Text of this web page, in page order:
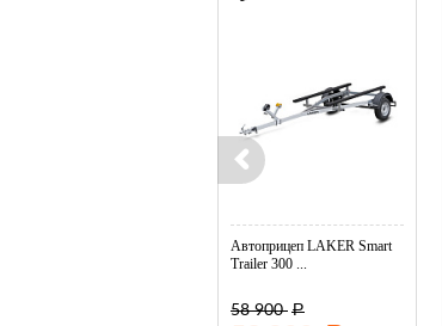
Автоприцеп LAKER Smart
Trailer 300 ...
58 900 Р